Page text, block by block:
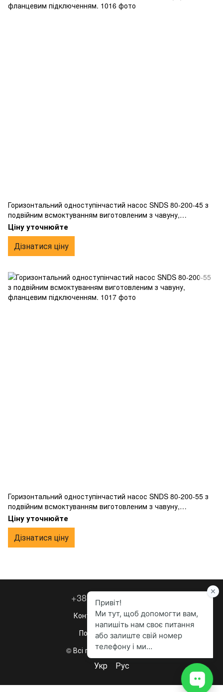
Горизонтальний одноступінчастий насос SNDS 80-200-45 з
подвійним всмоктуванням виготовленим з чавуну,
фланцевим підключенням.
Ціну уточнюйте
Дізнатися ціну
Горизонтальний одноступінчастий насос SNDS 80-200-55 з
подвійним всмоктуванням виготовленим з чавуну,
фланцевим підключенням.
Ціну уточнюйте
Дізнатися ціну
+38 067 260-36-63
Контактна інформація
Повна версія сайту
© Всі права захищені, 2023
Укр Рус